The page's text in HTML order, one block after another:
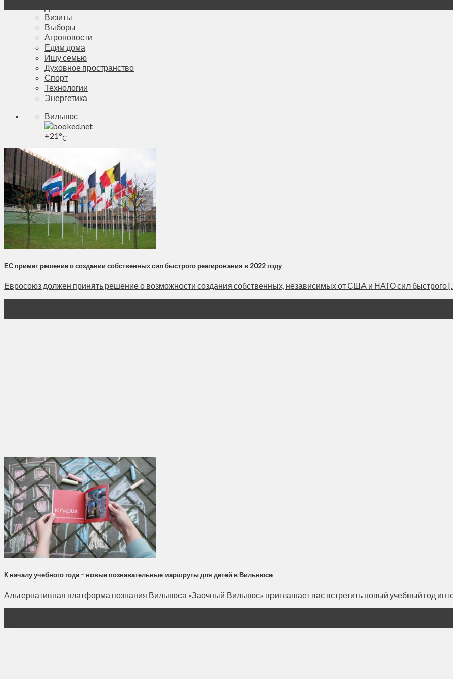
Визиты
Выборы
Агроновости
Едим дома
Ищу семью
Духовное пространство
Спорт
Технологии
Энергетика
Вильнюс
+21°C
Макс.:
Мин.:+17°
Пт, 07.08.2026
ЕС примет решение о создании собственных сил быстрого реагирования в 2022 году
Евросоюз должен принять решение о возможности создания собственных, независимых от США и НАТО сил быстрого
К началу учебного года – новые познавательные маршруты для детей в Вильнюсе
Альтернативная платформа познания Вильнюса «Заочный Вильнюс» приглашает вас встретить новый учебный год